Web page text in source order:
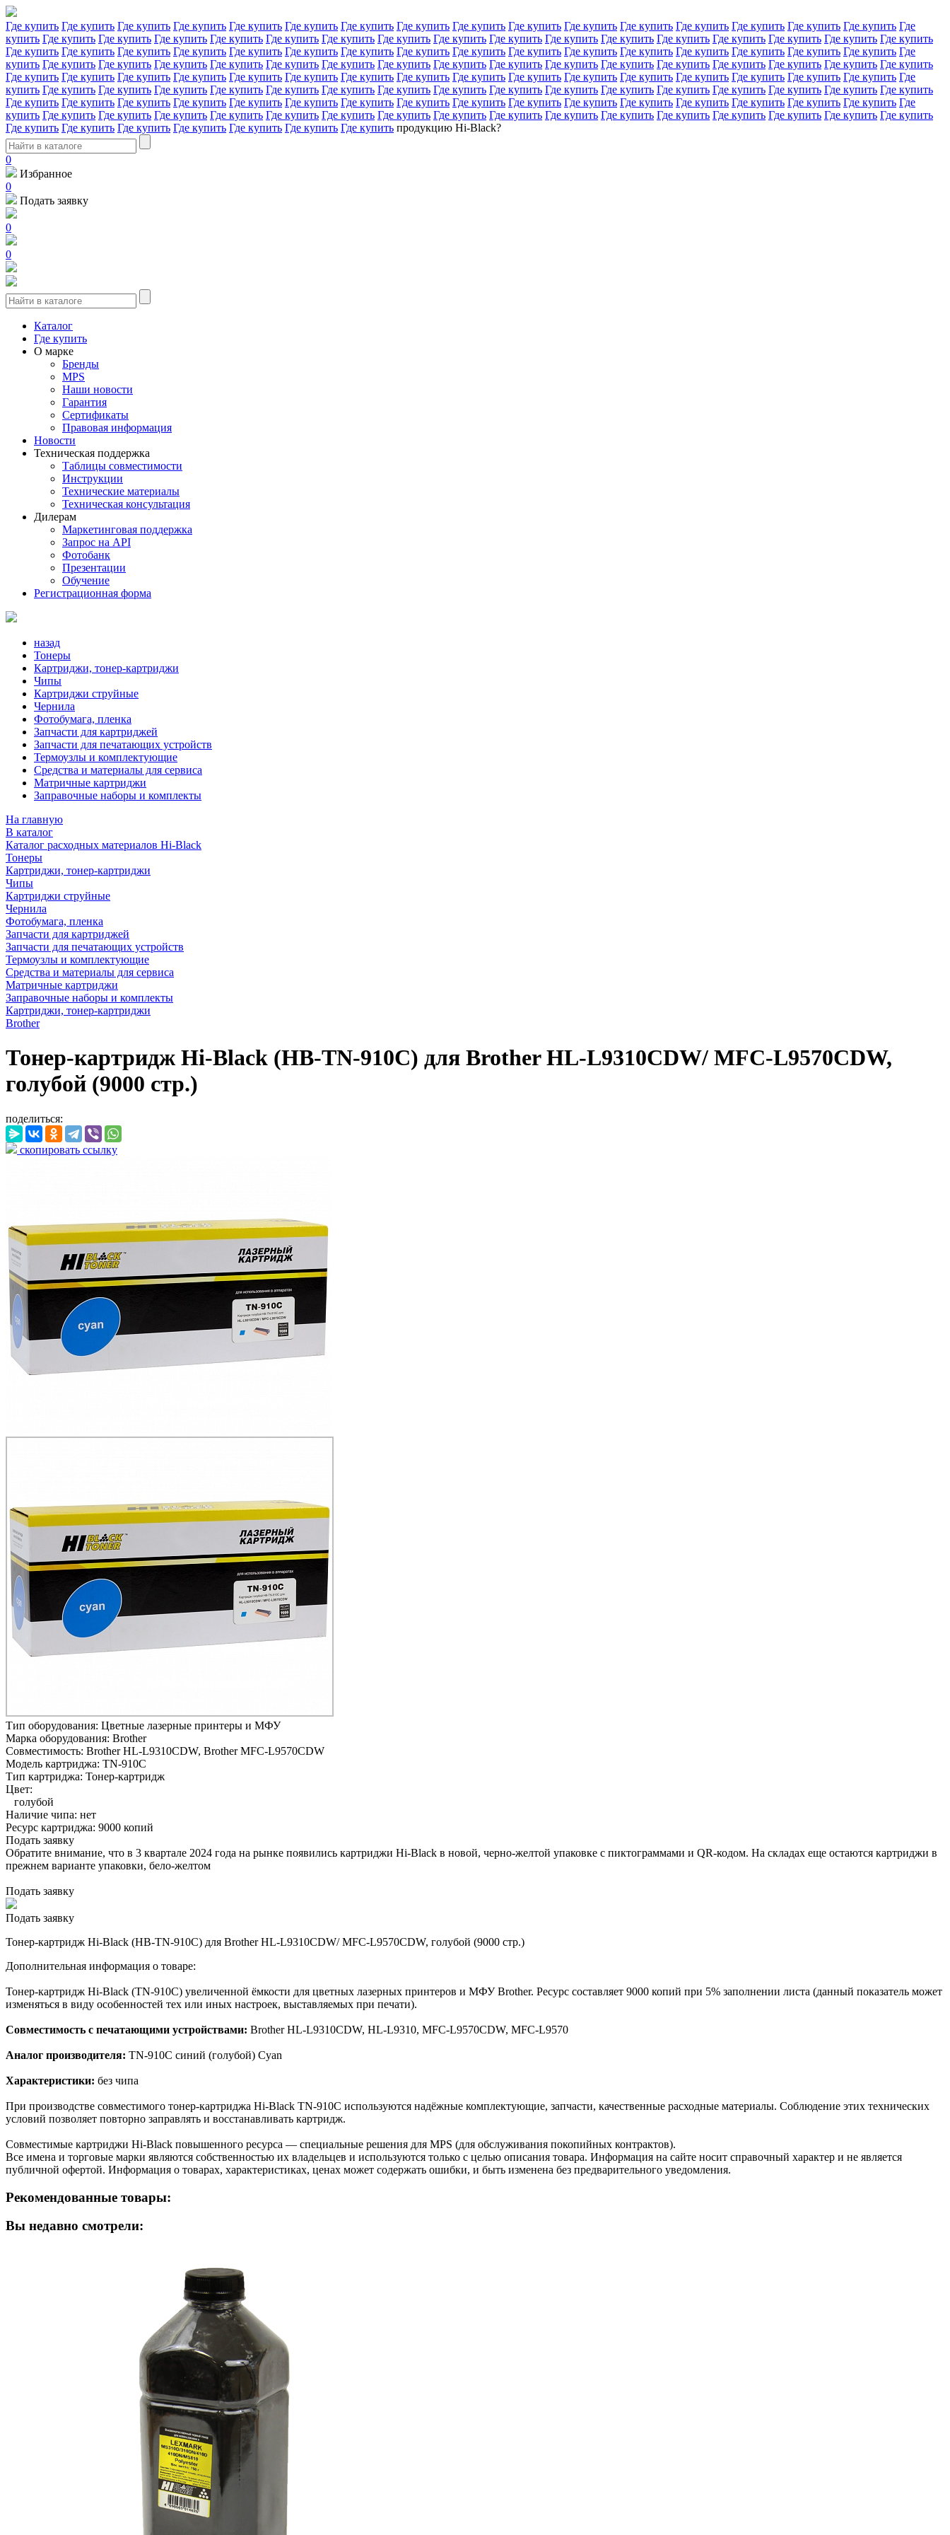
Где купить Где купить Где купить Где купить Где купить Где купить Где купить Где купить Где купить Где купить Где купить Где купить Где купить Где купить Где купить Где купить Где
купить Где купить Где купить Где купить Где купить Где купить Где купить Где купить Где купить Где купить Где купить Где купить Где купить Где купить Где купить Где купить Где купить
Где купить Где купить Где купить Где купить Где купить Где купить Где купить Где купить Где купить Где купить Где купить Где купить Где купить Где купить Где купить Где купить Где
купить Где купить Где купить Где купить Где купить Где купить Где купить Где купить Где купить Где купить Где купить Где купить Где купить Где купить Где купить Где купить Где купить
Где купить Где купить Где купить Где купить Где купить Где купить Где купить Где купить Где купить Где купить Где купить Где купить Где купить Где купить Где купить Где купить Где
купить Где купить Где купить Где купить Где купить Где купить Где купить Где купить Где купить Где купить Где купить Где купить Где купить Где купить Где купить Где купить Где купить
Где купить Где купить Где купить Где купить Где купить Где купить Где купить Где купить Где купить Где купить Где купить Где купить Где купить Где купить Где купить Где купить Где
купить Где купить Где купить Где купить Где купить Где купить Где купить Где купить Где купить Где купить Где купить Где купить Где купить Где купить Где купить Где купить Где купить
Где купить Где купить Где купить Где купить Где купить Где купить Где купить продукцию Hi-Black?
0
Избранное
0
Подать заявку
0
0
Каталог
Где купить
О марке
Бренды
MPS
Наши новости
Гарантия
Сертификаты
Правовая информация
Новости
Техническая поддержка
Таблицы совместимости
Инструкции
Технические материалы
Техническая консультация
Дилерам
Маркетинговая поддержка
Запрос на API
Фотобанк
Презентации
Обучение
Регистрационная форма
назад
Тонеры
Картриджи, тонер-картриджи
Чипы
Картриджи струйные
Чернила
Фотобумага, пленка
Запчасти для картриджей
Запчасти для печатающих устройств
Термоузлы и комплектующие
Средства и материалы для сервиса
Матричные картриджи
Заправочные наборы и комплекты
На главную
В каталог
Каталог расходных материалов Hi-Black
Тонеры
Картриджи, тонер-картриджи
Чипы
Картриджи струйные
Чернила
Фотобумага, пленка
Запчасти для картриджей
Запчасти для печатающих устройств
Термоузлы и комплектующие
Средства и материалы для сервиса
Матричные картриджи
Заправочные наборы и комплекты
Картриджи, тонер-картриджи
Brother
Тонер-картридж Hi-Black (HB-TN-910C) для Brother HL-L9310CDW/ MFC-L9570CDW,
голубой (9000 стр.)
поделиться:
скопировать ссылку
Тип оборудования: Цветные лазерные принтеры и МФУ
Марка оборудования: Brother
Совместимость: Brother HL-L9310CDW, Brother MFC-L9570CDW
Модель картриджа: TN-910C
Тип картриджа: Тонер-картридж
Цвет:
голубой
Наличие чипа: нет
Ресурс картриджа: 9000 копий
Подать заявку
Обратите внимание, что в 3 квартале 2024 года на рынке появились картриджи Hi-Black в новой, черно-желтой упаковке с пиктограммами и QR-кодом. На складах еще остаются картриджи в
прежнем варианте упаковки, бело-желтом
Подать заявку
Подать заявку
Тонер-картридж Hi-Black (HB-TN-910C) для Brother HL-L9310CDW/ MFC-L9570CDW, голубой (9000 стр.)
Дополнительная информация о товаре:
Тонер-картридж Hi-Black (TN-910C) увеличенной ёмкости для цветных лазерных принтеров и МФУ Brother. Ресурс составляет 9000 копий при 5% заполнении листа (данный показатель может
изменяться в виду особенностей тех или иных настроек, выставляемых при печати).
Совместимость с печатающими устройствами: Brother HL-L9310CDW, HL-L9310, MFC-L9570CDW, MFC-L9570
Аналог производителя: TN-910C синий (голубой) Cyan
Характеристики: без чипа
При производстве совместимого тонер-картриджа Hi-Black TN-910C используются надёжные комплектующие, запчасти, качественные расходные материалы. Соблюдение этих технических
условий позволяет повторно заправлять и восстанавливать картридж.
Cовместимые картриджи Hi-Black повышенного ресурса — специальные решения для MPS (для обслуживания покопийных контрактов).
Все имена и торговые марки являются собственностью их владельцев и используются только с целью описания товара. Информация на сайте носит справочный характер и не является
публичной офертой. Информация о товарах, характеристиках, ценах может содержать ошибки, и быть изменена без предварительного уведомления.
Рекомендованные товары:
Вы недавно смотрели: